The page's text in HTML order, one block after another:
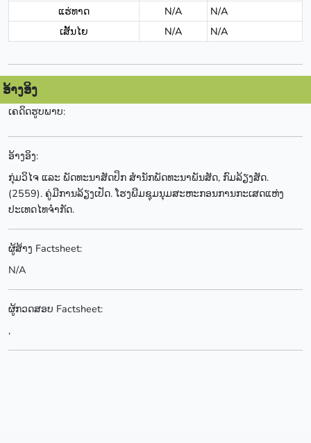
ແຮ່ທາດ
N/A
N/A
ເສັ້ນໄຍ
N/A N/A
ອ້າງອິງ
ເຄດິດຮູບພາບ:
ອ້າງອິງ:
ກຸ່ມວິໄຈ ແລະ ພັດທະນາສັດປິກ ສຳນັກພັດທະນາພັນສັດ, ກົມລ້ຽງສັດ.
(2559). ຄູ່ມີການລ້ຽງເປັດ. ໂຮງພີມຊຸມນຸມສະຫະກອນການກະເສດແຫ່ງ
ປະເທດໄທຈຳກັດ.
ຜູ້ສ້າງ Factsheet:
N/A
ຜູ້ກວດສອບ Factsheet:
,